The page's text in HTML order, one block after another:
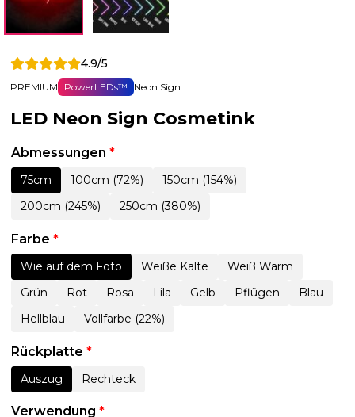
4.9/5
PREMIUM PowerLEDs™ Neon Sign
LED Neon Sign Cosmetink
Abmessungen *
75cm 100cm (72%)
150cm (154%)
200cm (245%)
250cm (380%)
Farbe *
Wie auf dem Foto Weiße Kälte
Weiß Warm
Grün
Rot Rosa Lila Gelb Pflügen
Blau
Hellblau
Vollfarbe (22%)
Rückplatte *
Auszug Rechteck
Verwendung *